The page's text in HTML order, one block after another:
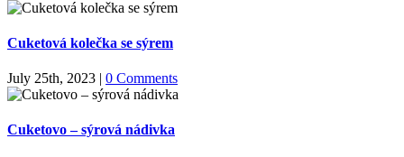
Cuketová kolečka se sýrem
July 25th, 2023 | 0 Comments
Cuketovo – sýrová nádivka